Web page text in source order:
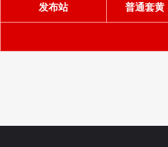
发布站 普通套黄